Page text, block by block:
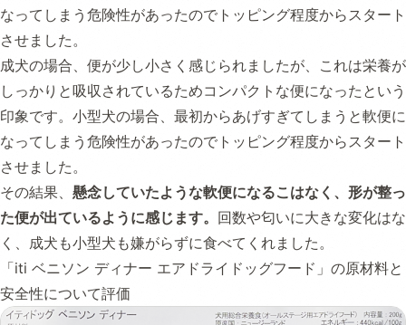
なってしまう危険性があったのでトッピング程度からスタート
させました。
成犬の場合、便が少し小さく感じられましたが、これは栄養が
しっかりと吸収されているためコンパクトな便になったという
印象です。小型犬の場合、最初からあげすぎてしまうと軟便に
なってしまう危険性があったのでトッピング程度からスタート
させました。
その結果、 懸念していたような軟便になるこはなく、形が整っ
た便が出ているように感じます。 回数や匂いに大きな変化はな
く、成犬も小型犬も嫌がらずに食べてくれました。
「iti ベニソン ディナー エアドライドッグフード」の原材料と
安全性について評価